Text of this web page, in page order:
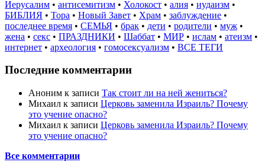
Иерусалим • антисемитизм • Холокост • алия • иудаизм •
БИБЛИЯ • Тора • Новый Завет • Храм • заблуждение •
последнее время • СЕМЬЯ • брак • дети • родители • муж •
жена • секс • ПРАЗДНИКИ • Шаббат • МИР • ислам • атеизм •
интернет • археология • гомосексуализм • ВСЕ ТЕГИ
Последние комментарии
Аноним к записи Так стоит ли на ней жениться?
Михаил к записи Церковь заменила Израиль? Почему
это учение опасно?
Михаил к записи Церковь заменила Израиль? Почему
это учение опасно?
Все комментарии